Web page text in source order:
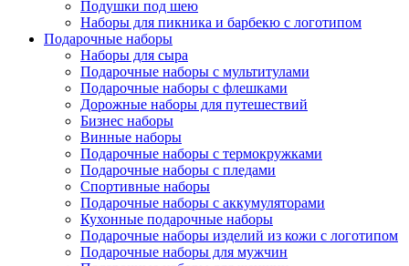
Подушки под шею
Наборы для пикника и барбекю с логотипом
Подарочные наборы
Наборы для сыра
Подарочные наборы с мультитулами
Подарочные наборы с флешками
Дорожные наборы для путешествий
Бизнес наборы
Винные наборы
Подарочные наборы с термокружками
Подарочные наборы с пледами
Спортивные наборы
Подарочные наборы с аккумуляторами
Кухонные подарочные наборы
Подарочные наборы изделий из кожи с логотипом
Подарочные наборы для мужчин